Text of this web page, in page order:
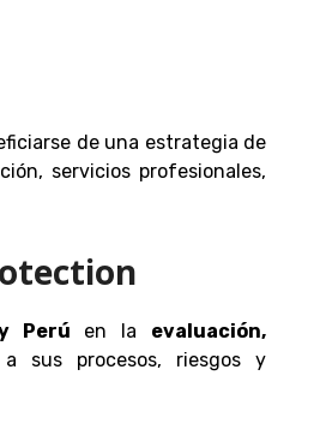
de una estrategia de
servicios profesionales,
Perú en la evaluación,
sus procesos, riesgos y